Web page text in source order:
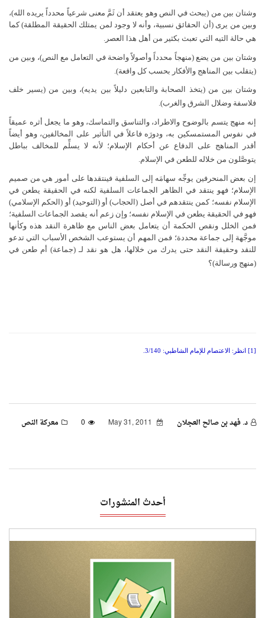
وشتان بين من (يبحث في النص وهو يعتقد أن ثَمَّ معنى شرعياً محدداً يريده الله)،
وبين من يرى (أن الحقائق نسبية، وأنه لا وجود لمن يمتلك الحقيقة المطلقة) كما
هي حالة التيه التي تعبث بكثير من أهل هذا العصر.
وشتان بين من يضع (منهجاً محدداً وأصولاً واضحة في التعامل مع النص)، وبين من
(يتقلب بين المناهج والأفكار بحسب كل واقعة).
وشتان بين من (يتخذ الصحابة والتابعين دليلاً بين يديه)، وبين من (يسير خلف
فلاسفة وضلال الشرق والغرب).
إنه منهج يتسم بالوضوح والاطراد، والتناسق والتماسك، وهو ما يجعل أثره عميقاً
في نفوس المستمسكين به، ودورَه فاعلاً في التأثير على المخالفين، وهو أيضاً
أقدر المناهج على الدفاع عن أحكام الإسلام؛ لأنه لا يسلِّم للمخالف بباطل
يتوصَّلون من خلاله للطعن في الإسلام.
إن بعض المنحرفين يوجِّه سهامَه إلى السلفية فينتقدها على أمور هي من صميم
الإسلام؛ فهو ينتقد في الظاهر الجماعات السلفية لكنه في الحقيقة يطعن في
الإسلام نفسه؛ كمن ينتقدهم في أصل (الحجاب) أو (التوحيد) أو (الحكم الإسلامي)
فهو في الحقيقة يطعن في الإسلام نفسه؛ وإن زعم أنه يقصد الجماعات السلفية؛
فمن الخلل ونقص الحكمة أن يتعامل بعض الناس مع ظاهرة النقد هذه وكأنها
موجَّهة إلى جماعة محددة؛ فمن المهم أن يستوعب الشخص الأسباب التي تدعو
للنقد وحقيقة النقد حتى يدرك من خلالها، هل هو نقد لـ (جماعة) أم طعن في
(منهج ورسالة)؟
[1] انظر : الاعتصام للإمام الشاطبي: 3/140.
د. فهد بن صالح العجلان 0 معركة النص
أحدث المنشورات